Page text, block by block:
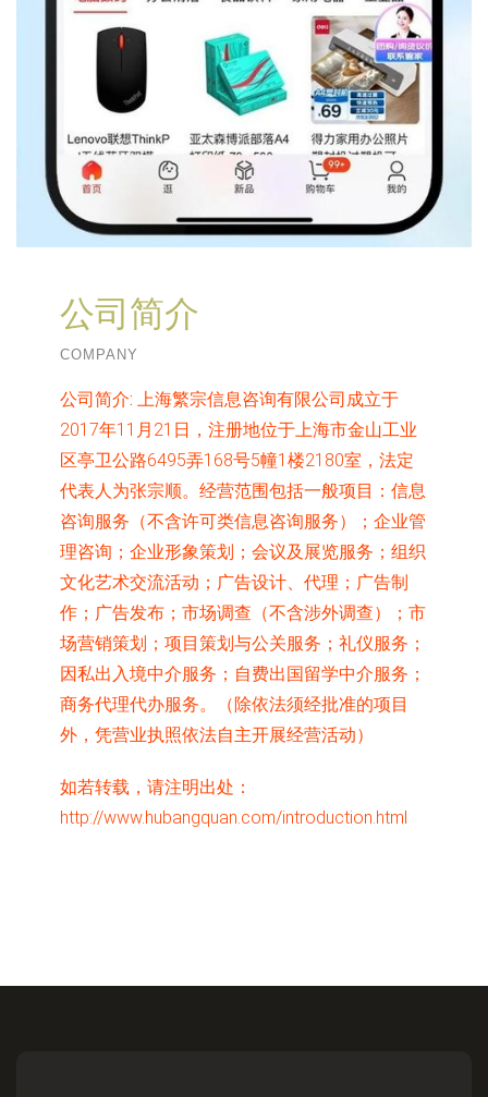
公司简介
COMPANY
公司简介: 上海繁宗信息咨询有限公司成立于
2017年11月21日，注册地位于上海市金山工业
区亭卫公路6495弄168号5幢1楼2180室，法定
代表人为张宗顺。经营范围包括一般项目：信息
咨询服务（不含许可类信息咨询服务）；企业管
理咨询；企业形象策划；会议及展览服务；组织
文化艺术交流活动；广告设计、代理；广告制
作；广告发布；市场调查（不含涉外调查）；市
场营销策划；项目策划与公关服务；礼仪服务；
因私出入境中介服务；自费出国留学中介服务；
商务代理代办服务。（除依法须经批准的项目
外，凭营业执照依法自主开展经营活动）
如若转载，请注明出处：
http://www.hubangquan.com/introduction.html